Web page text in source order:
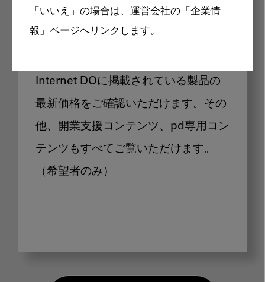
「いいえ」の場合は、運営会社の「企業情
報」ページへリンクします。
製品価格も閲覧可能
Internet DOに掲載されている製品の
最新価格をご確認いただけます。その
他、開業支援コンテンツ、pd専用コン
テンツもすべてご覧いただけます。
（希望者のみ）